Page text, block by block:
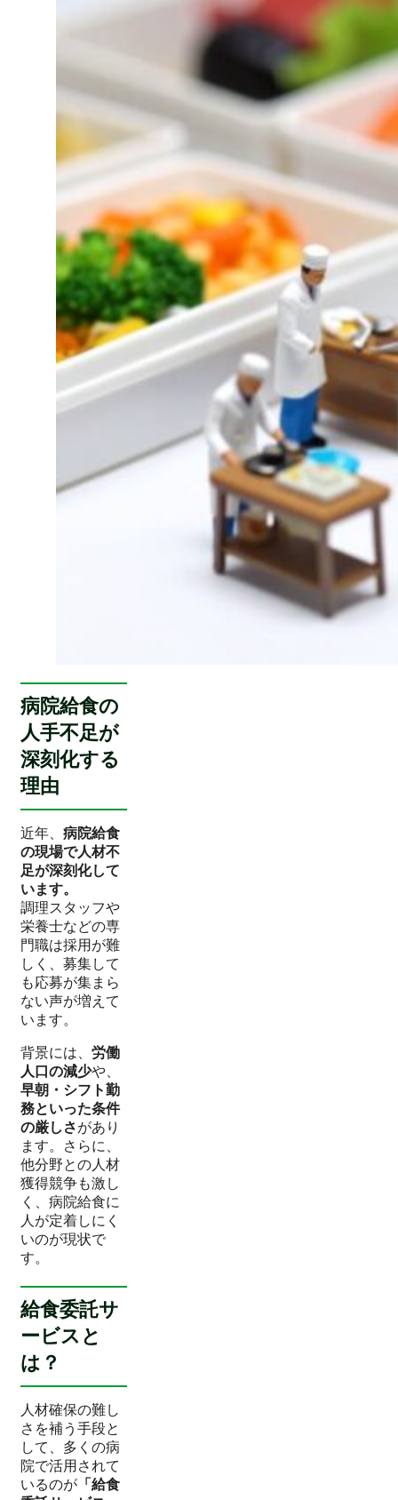
病院給食の
人手不足が
深刻化する
理由
近年、 病院給食
の現場で人材不
足が深刻化して
います。
調理スタッフや
栄養士などの専
門職は採用が難
しく、募集して
も応募が集まら
ない声が増えて
います。
背景には、 労働
人口の減少や、
早朝・シフト勤
務といった条件
の厳しさがあり
ます。さらに、
他分野との人材
獲得競争も激し
く、病院給食に
人が定着しにく
いのが現状で
す。
給食委託サ
ービスと
は？
人材確保の難し
さを補う手段と
して、多くの病
院で活用されて
いるのが 「給食